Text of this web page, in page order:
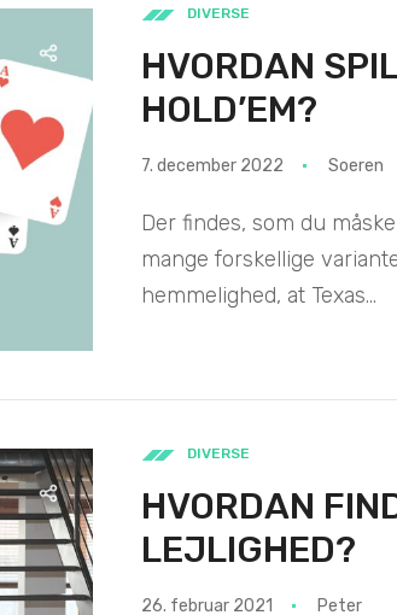
DIVERSE
HVORDAN
HOLD’EM?
7. december 2022 Soeren
Der findes, som du
mange forskellige
hemmelighed, at Texas...
DIVERSE
HVORDAN
LEJLIGHED?
26. februar 2021 Peter